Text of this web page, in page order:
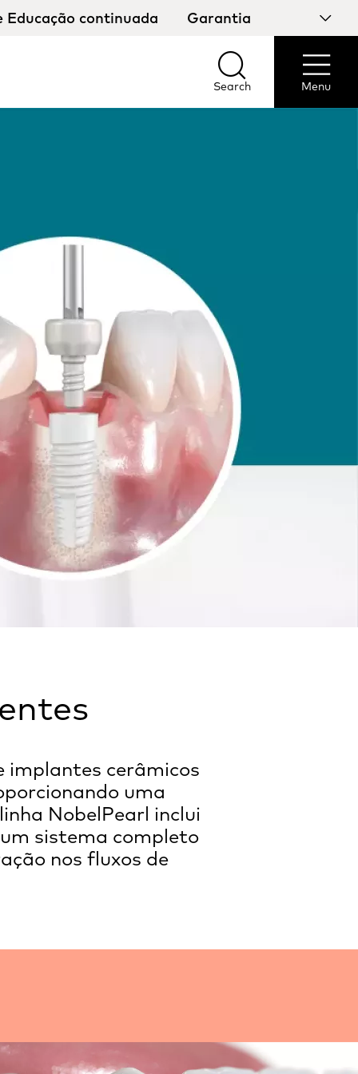
Educação continuada Garantia
country
Search
Search Menu
Menu
implantes cerâmicos
uma
NobelPearl inclui
sistema completo
nos fluxos de